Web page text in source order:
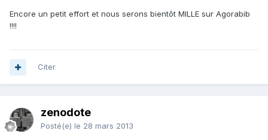
Encore un petit effort et nous serons bientôt MILLE sur Agorabib
!!!!
Citer
zenodote
Posté(e) le 28 mars 2013